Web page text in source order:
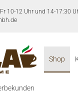
10-12 Uhr und 14-17:30
Shop